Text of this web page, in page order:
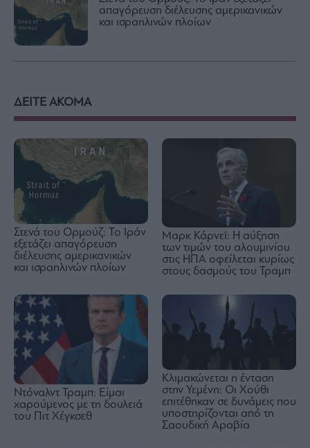
απαγόρευση διέλευσης αμερικανικών
και ισραηλινών πλοίων
ΔΕΙΤΕ ΑΚΟΜΑ
Στενά του Ορμούζ: Το Ιράν
εξετάζει απαγόρευση
διέλευσης αμερικανικών
και ισραηλινών πλοίων
Μαρκ Κάρνεϊ: Η αύξηση
των τιμών του αλουμινίου
στις ΗΠΑ οφείλεται κυρίως
στους δασμούς του Τραμπ
Ντόναλντ Τραμπ: Είμαι
χαρούμενος με τη δουλειά
του Πιτ Χέγκσεθ
Κλιμακώνεται η ένταση
στην Υεμένη: Οι Χούθι
επιτέθηκαν σε δυνάμεις που
υποστηρίζονται από τη
Σαουδική Αραβία